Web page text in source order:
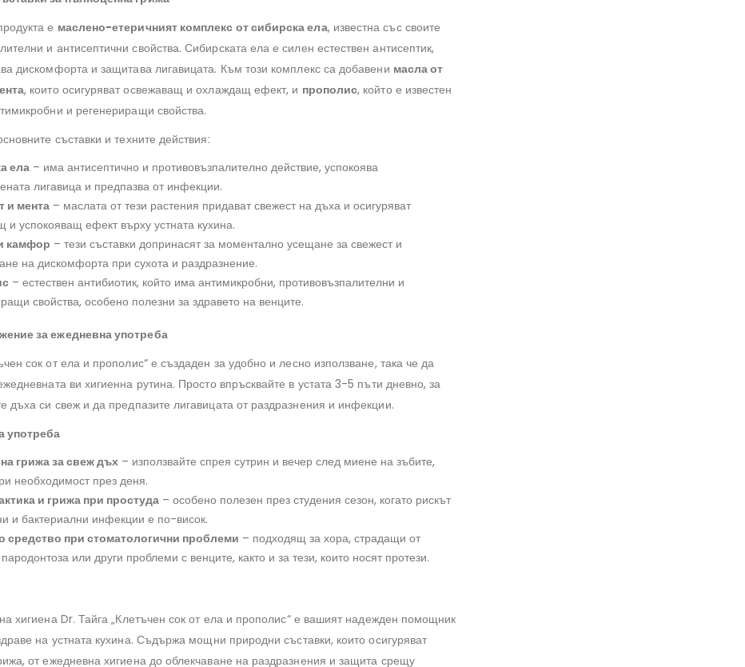
е маслено-етеричният комплекс от сибирска ела, известна със своите
и антисептични свойства. Сибирската ела е силен естествен антисептик,
дискомфорта и защитава лигавицата. Към този комплекс са добавени масла от
, които осигуряват освежаващ и охлаждащ ефект, и прополис, който е известен
и регенериращи свойства.
съставки и техните действия:
ела – има антисептично и противовъзпалително действие, успокоява
лигавица и предпазва от инфекции.
и мента – маслата от тези растения придават свежест на дъха и осигуряват
и успокояващ ефект върху устната кухина.
камфор – тези съставки допринасят за моментално усещане за свежест и
на дискомфорта при сухота и раздразнение.
– естествен антибиотик, който има антимикробни, противовъзпалителни и
свойства, особено полезни за здравето на венците.
за ежедневна употреба
сок от ела и прополис“ е създаден за удобно и лесно използване, така че да
ви хигиенна рутина. Просто впръсквайте в устата 3-5 пъти дневно, за
дъха си свеж и да предпазите лигавицата от раздразнения и инфекции.
употреба
грижа за свеж дъх – използвайте спрея сутрин и вечер след миене на зъбите,
необходимост през деня.
и грижа при простуда – особено полезен през студения сезон, когато рискът
и бактериални инфекции е по-висок.
средство при стоматологични проблеми – подходящ за хора, страдащи от
пародонтоза или други проблеми с венците, както и за тези, които носят протези.
хигиена Dr. Тайга „Клетъчен сок от ела и прополис“ е вашият надежден помощник
на устната кухина. Съдържа мощни природни съставки, които осигуряват
от ежедневна хигиена до облекчаване на раздразнения и защита срещу